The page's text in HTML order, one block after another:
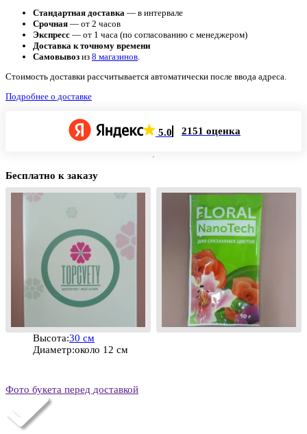
Стандартная доставка — в интервале
Срочная — от 2 часов
Экспресс — от 1 часа (по согласованию с менеджером)
Доставка к точному времени
Самовывоз из 8 магазинов
Стоимость доставки рассчитывается автоматически после ввода адреса.
Подробнее о доставке
5.0 2151 оценка
Бесплатно к заказу
Высота:30 см
Диаметр:около 12 см
Фото букета перед доставкой